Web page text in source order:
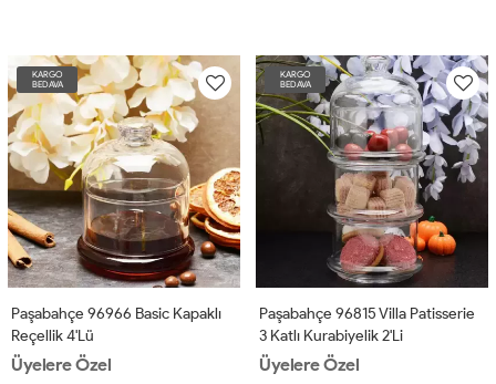
KARGO
BEDAVA
Paşabahçe 96966 Basic Kapaklı
Reçellik 4'lü
Üyelere Özel
KARGO
BEDAVA
Paşabahçe 96815 Villa Patisserie
3 Katlı Kurabiyelik 2'li
Üyelere Özel